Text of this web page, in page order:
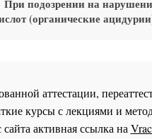
При подозрении на
(органические
аттестации,
курсы с лекциями и
активная ссылка на